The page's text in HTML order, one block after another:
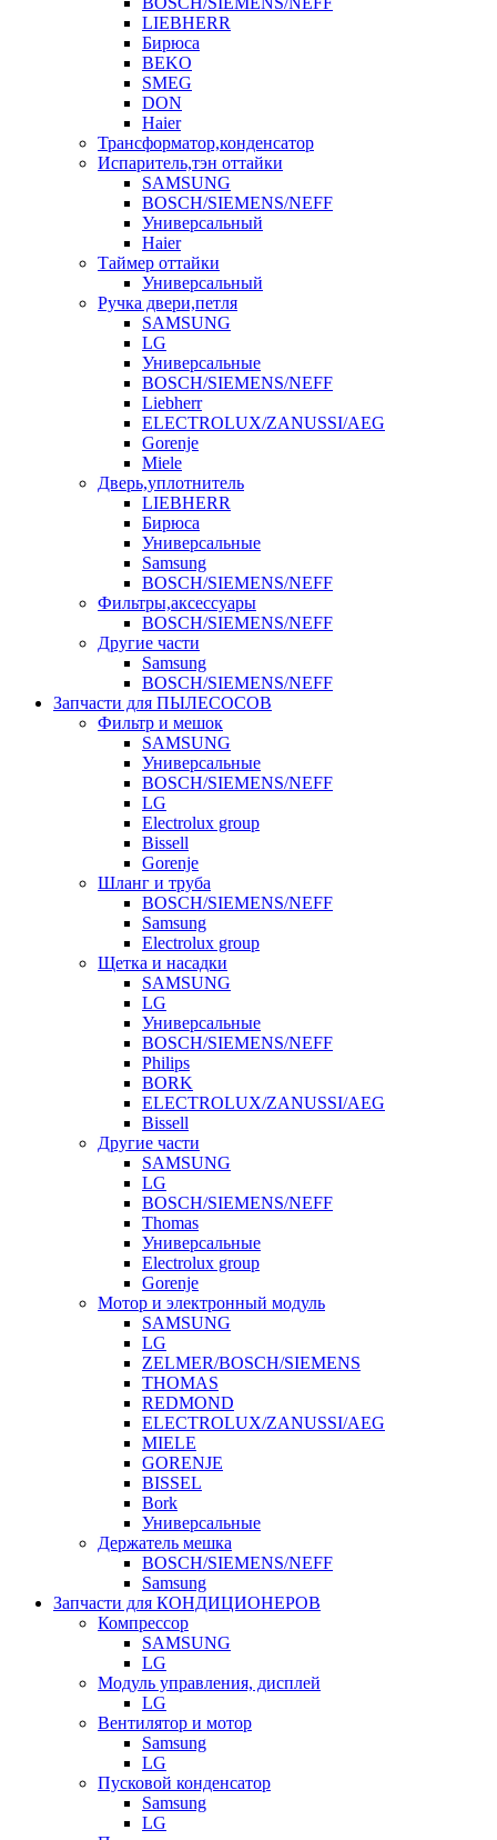
LIEBHERR
Бирюса
BEKO
SMEG
DON
Haier
Трансформатор,конденсатор
Испаритель,тэн оттайки
SAMSUNG
BOSCH/SIEMENS/NEFF
Универсальный
Haier
Таймер оттайки
Универсальный
Ручка двери,петля
SAMSUNG
LG
Универсальные
BOSCH/SIEMENS/NEFF
Liebherr
ELECTROLUX/ZANUSSI/AEG
Gorenje
Miele
Дверь,уплотнитель
LIEBHERR
Бирюса
Универсальные
Samsung
BOSCH/SIEMENS/NEFF
Фильтры,аксессуары
BOSCH/SIEMENS/NEFF
Другие части
Samsung
BOSCH/SIEMENS/NEFF
Запчасти для ПЫЛЕСОСОВ
Фильтр и мешок
SAMSUNG
Универсальные
BOSCH/SIEMENS/NEFF
LG
Electrolux group
Bissell
Gorenje
Шланг и труба
BOSCH/SIEMENS/NEFF
Samsung
Electrolux group
Щетка и насадки
SAMSUNG
LG
Универсальные
BOSCH/SIEMENS/NEFF
Philips
BORK
ELECTROLUX/ZANUSSI/AEG
Bissell
Другие части
SAMSUNG
LG
BOSCH/SIEMENS/NEFF
Thomas
Универсальные
Electrolux group
Gorenje
Мотор и электронный модуль
SAMSUNG
LG
ZELMER/BOSCH/SIEMENS
THOMAS
REDMOND
ELECTROLUX/ZANUSSI/AEG
MIELE
GORENJE
BISSEL
Bork
Универсальные
Держатель мешка
BOSCH/SIEMENS/NEFF
Samsung
Запчасти для КОНДИЦИОНЕРОВ
Компрессор
SAMSUNG
LG
Модуль управления, дисплей
LG
Вентилятор и мотор
Samsung
LG
Пусковой конденсатор
Samsung
LG